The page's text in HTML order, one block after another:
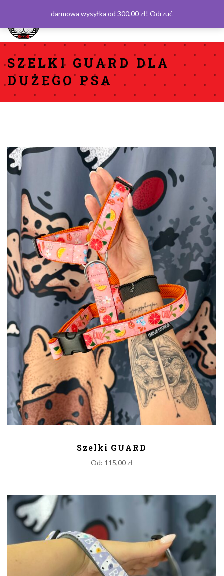
SZELKI GUARD DLA
DUŻEGO PSA
Szelki GUARD
Od: 115,00zł
darmowa wysyłka od 300,00 zł! Odrzuć